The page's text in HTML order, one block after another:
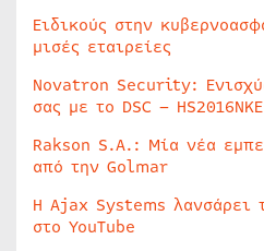
Ειδικούς στην
μισές εταιρείες
Novatron Security:
σας με το DSC – HS2016NKE
Rakson S.A.: Μία νέα
από την Golmar
Η Ajax Systems λανσάρει
στο YouTube